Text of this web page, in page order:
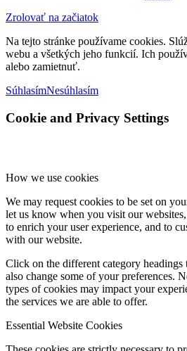
Zrolovať na začiatok
Na tejto stránke používame cookies.
webu a všetkých jeho funkcií. Ich
alebo zamietnuť.
SúhlasímNesúhlasím
Cookie and Privacy Settings
How we use cookies
We may request cookies to be set on
let us know when you visit our
to enrich your user experience, and to
with our website.
Click on the different category headings
also change some of your preferences.
types of cookies may impact your
the services we are able to offer.
Essential Website Cookies